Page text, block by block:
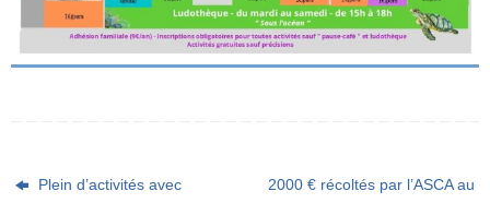
Plein d’activités avec
2000 € récoltés par l’ASCA au